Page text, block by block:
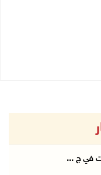
في ج ...